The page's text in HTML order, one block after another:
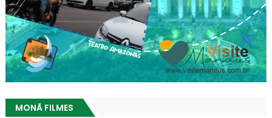
MONÃ FILMES